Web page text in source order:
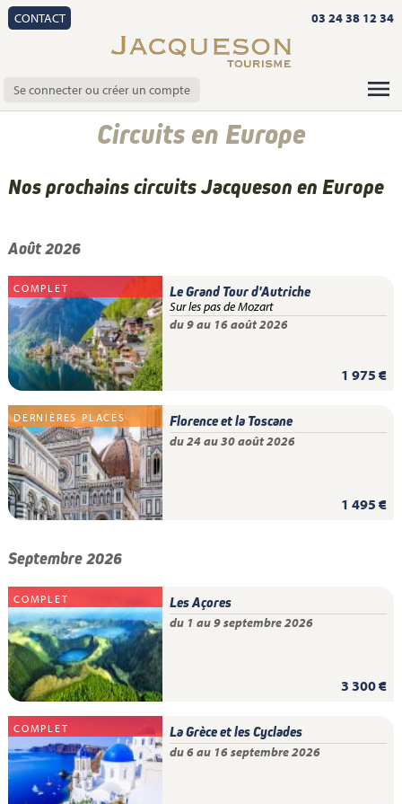
CONTACT 03 24 38 12 34
Se connecter ou créer un compte
Circuits en Europe
Nos prochains circuits Jacqueson en Europe
Août 2026
COMPLET
Le Grand Tour d'Autriche
Sur les pas de Mozart
du 9 au 16 août 2026
1 975 €
DERNIÈRES PLACES Florence et la Toscane
du 24 au 30 août 2026
1 495 €
Septembre 2026
COMPLET Les Açores
du 1 au 9 septembre 2026
3 300 €
COMPLET La Grèce et les Cyclades
du 6 au 16 septembre 2026